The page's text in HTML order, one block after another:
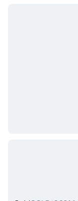
Asset reali